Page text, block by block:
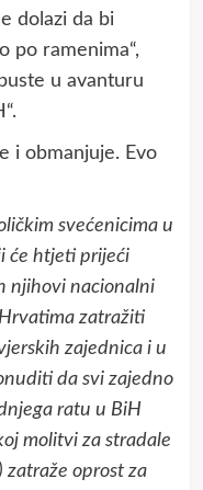
dolazi da bi
po ramenima“,
u avanturu
i obmanjuje. Evo
svećenicima u
će htjeti prijeći
njihovi nacionalni
zatražiti
zajednica i u
da svi zajedno
ratu u BiH
molitvi za stradale
zatraže oprost za